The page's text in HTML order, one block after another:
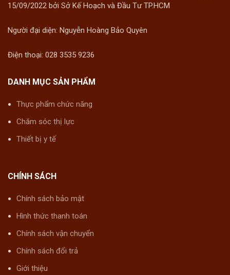
15/09/2022 bởi Sở Kế Hoạch và Đầu Tư TP.HCM
Người đại diện: Nguyễn Hoàng Bảo Quyên
Điện thoại: 028 3535 9236
DANH MỤC SẢN PHẨM
Thực phẩm chức năng
Chăm sóc thị lực
Thiết bị y tế
CHÍNH SÁCH
Chính sách bảo mật
Hình thức thanh toán
Chính sách vận chuyển
Chính sách đổi trả
Giới thiệu